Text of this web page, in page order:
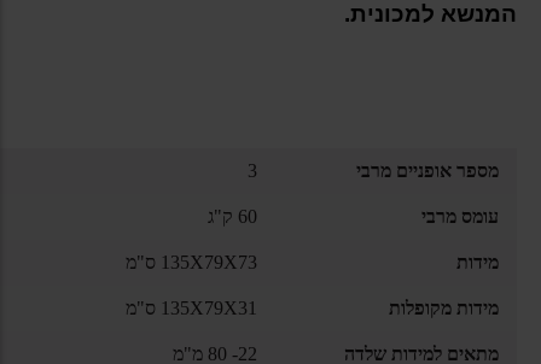
המנשא למכונית.
מספר אופניים מרבי 3
עומס מרבי 60 ק"ג
מידות 135X79X73 ס"מ
מידות מקופלות 135X79X31 ס"מ
מתאים למידות שלדה 22- 80 מ"מ